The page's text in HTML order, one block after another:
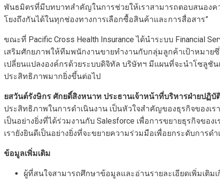
พันธมิตรที่มีบทบาทสำคัญในการช่วยให้เราสามารถตอบสนอง
โยงถึงกันได้ในทุกช่องทางการเลือกซื้อสินค้าและการสื่อสาร”
ขณะที่ Pacific Cross Health Insurance ได้นำระบบ Financial
เสริมศักยภาพให้ทีมพนักงานขายทำงานกับกลุ่มลูกค้าเป้าหมาย
เปลี่ยนแปลงองค์กรด้วยระบบดิจิทัล บริษัทฯ มีแผนที่จะนำโซลูชั
ประสิทธิภาพมากยิ่งขึ้นต่อไป
ยสวันต์รังษิกร ศักยดิ์สิงหนาท ประธานเจ้าหน้าที่บริหารฝ่ายป
ประสิทธิภาพในการดำเนินงาน เป็นหัวใจสำคัญของธุรกิจของเ
เป็นอย่างยิ่งที่ได้ร่วมงานกับ Salesforce เพื่อการขยายธุรกิจข
เรายังยินดีเป็นอย่างยิ่งที่จะขยายความร่วมมือเพื่อยกระดับการ
ข้อมูลเพิ่มเติม
ผู้ที่สนใจสามารถศึกษาข้อมูลและอ่านรายละเอียดเพิ่มเติมเ